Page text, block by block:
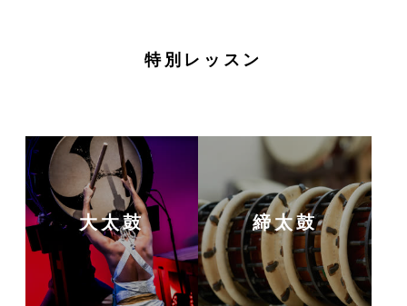
特別レッスン
大太鼓 締太鼓